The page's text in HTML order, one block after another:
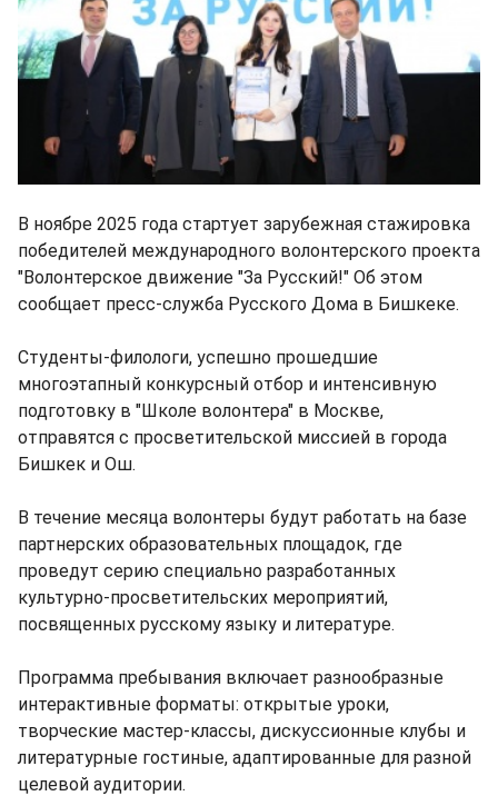
В ноябре 2025 года стартует зарубежная стажировка
победителей международного волонтерского проекта
"Волонтерское движение "За Русский!" Об этом
сообщает пресс-служба Русского Дома в Бишкеке.
Студенты-филологи, успешно прошедшие
многоэтапный конкурсный отбор и интенсивную
подготовку в "Школе волонтера" в Москве,
отправятся с просветительской миссией в города
Бишкек и Ош.
В течение месяца волонтеры будут работать на базе
партнерских образовательных площадок, где
проведут серию специально разработанных
культурно-просветительских мероприятий,
посвященных русскому языку и литературе.
Программа пребывания включает разнообразные
интерактивные форматы: открытые уроки,
творческие мастер-классы, дискуссионные клубы и
литературные гостиные, адаптированные для разной
целевой аудитории.